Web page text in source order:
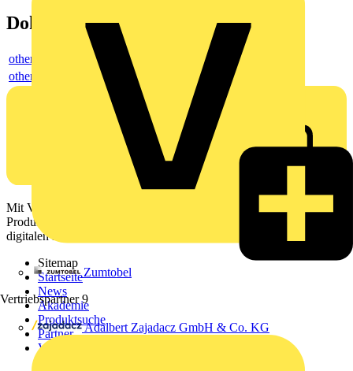
Zumtobel
Vertriebspartner 9
Adalbert Zajadacz GmbH & Co. KG
Dokumente
others
others
Mit Voltimum erhalten Elektrofachkräfte Zugang zu Branchennews,
Produktinformationen, Schulungen und Tools – alles auf einer
digitalen Plattform und Community.
Sitemap
Startseite
News
Akademie
Produktsuche
Partner
Voltimum+